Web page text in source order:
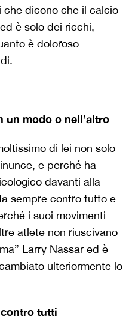
dicono che il calcio
è solo dei ricchi,
è doloroso
un modo o nell’altro
di lei non solo
e perché ha
davanti alla
sempre contro tutto e
i suoi movimenti
atlete non riuscivano
Larry Nassar ed è
ulteriormente lo
tutti